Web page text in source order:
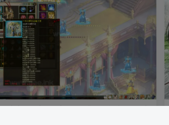
《上古西游魔改超变版》经典回合制端游物集大